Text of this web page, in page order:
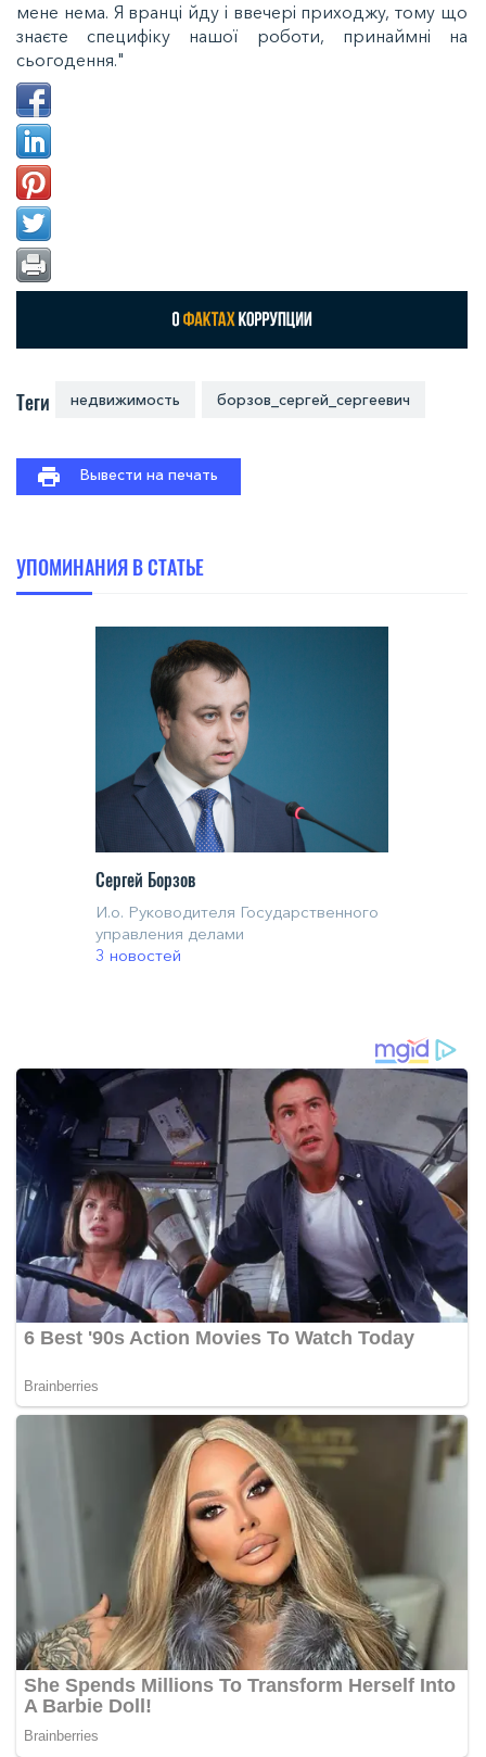
мене нема. Я вранці йду і ввечері приходжу, тому що
знаєте специфіку нашої роботи, принаймні на
сьогодення."
Теги недвижимость борзов_сергей_сергеевич
Вывести на печать
УПОМИНАНИЯ В СТАТЬЕ
Сергей Борзов
И.о. Руководителя Государственного
управления делами
3 новостей